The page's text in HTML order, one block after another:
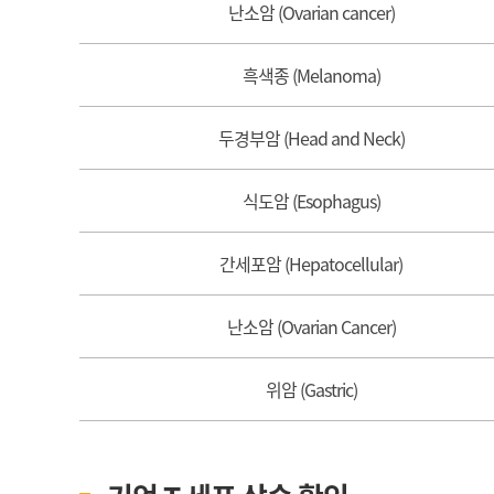
난소암 (Ovarian cancer)
흑색종 (Melanoma)
두경부암 (Head and Neck)
식도암 (Esophagus)
간세포암 (Hepatocellular)
난소암 (Ovarian Cancer)
위암 (Gastric)